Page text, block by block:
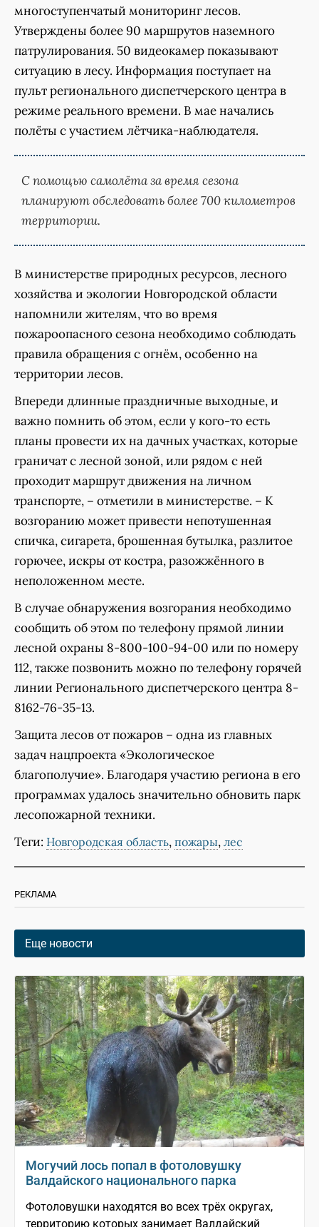
многоступенчатый мониторинг лесов.
Утверждены более 90 маршрутов наземного
патрулирования. 50 видеокамер показывают
ситуацию в лесу. Информация поступает на
пульт регионального диспетчерского центра в
режиме реального времени. В мае начались
полёты с участием лётчика-наблюдателя.
С помощью самолёта за время сезона
планируют обследовать более 700 километров
территории.
В министерстве природных ресурсов, лесного
хозяйства и экологии Новгородской области
напомнили жителям, что во время
пожароопасного сезона необходимо соблюдать
правила обращения с огнём, особенно на
территории лесов.
Впереди длинные праздничные выходные, и
важно помнить об этом, если у кого-то есть
планы провести их на дачных участках, которые
граничат с лесной зоной, или рядом с ней
проходит маршрут движения на личном
транспорте, – отметили в министерстве. – К
возгоранию может привести непотушенная
спичка, сигарета, брошенная бутылка, разлитое
горючее, искры от костра, разожжённого в
неположенном месте.
В случае обнаружения возгорания необходимо
сообщить об этом по телефону прямой линии
лесной охраны 8-800-100-94-00 или по номеру
112, также позвонить можно по телефону горячей
линии Регионального диспетчерского центра 8-
8162-76-35-13.
Защита лесов от пожаров – одна из главных
задач нацпроекта «Экологическое
благополучие». Благодаря участию региона в его
программах удалось значительно обновить парк
лесопожарной техники.
Теги: Новгородская область, пожары, лес
РЕКЛАМА
Еще новости
Могучий лось попал в фотоловушку
Валдайского национального парка
Фотоловушки находятся во всех трёх округах,
территорию которых занимает Валдайский